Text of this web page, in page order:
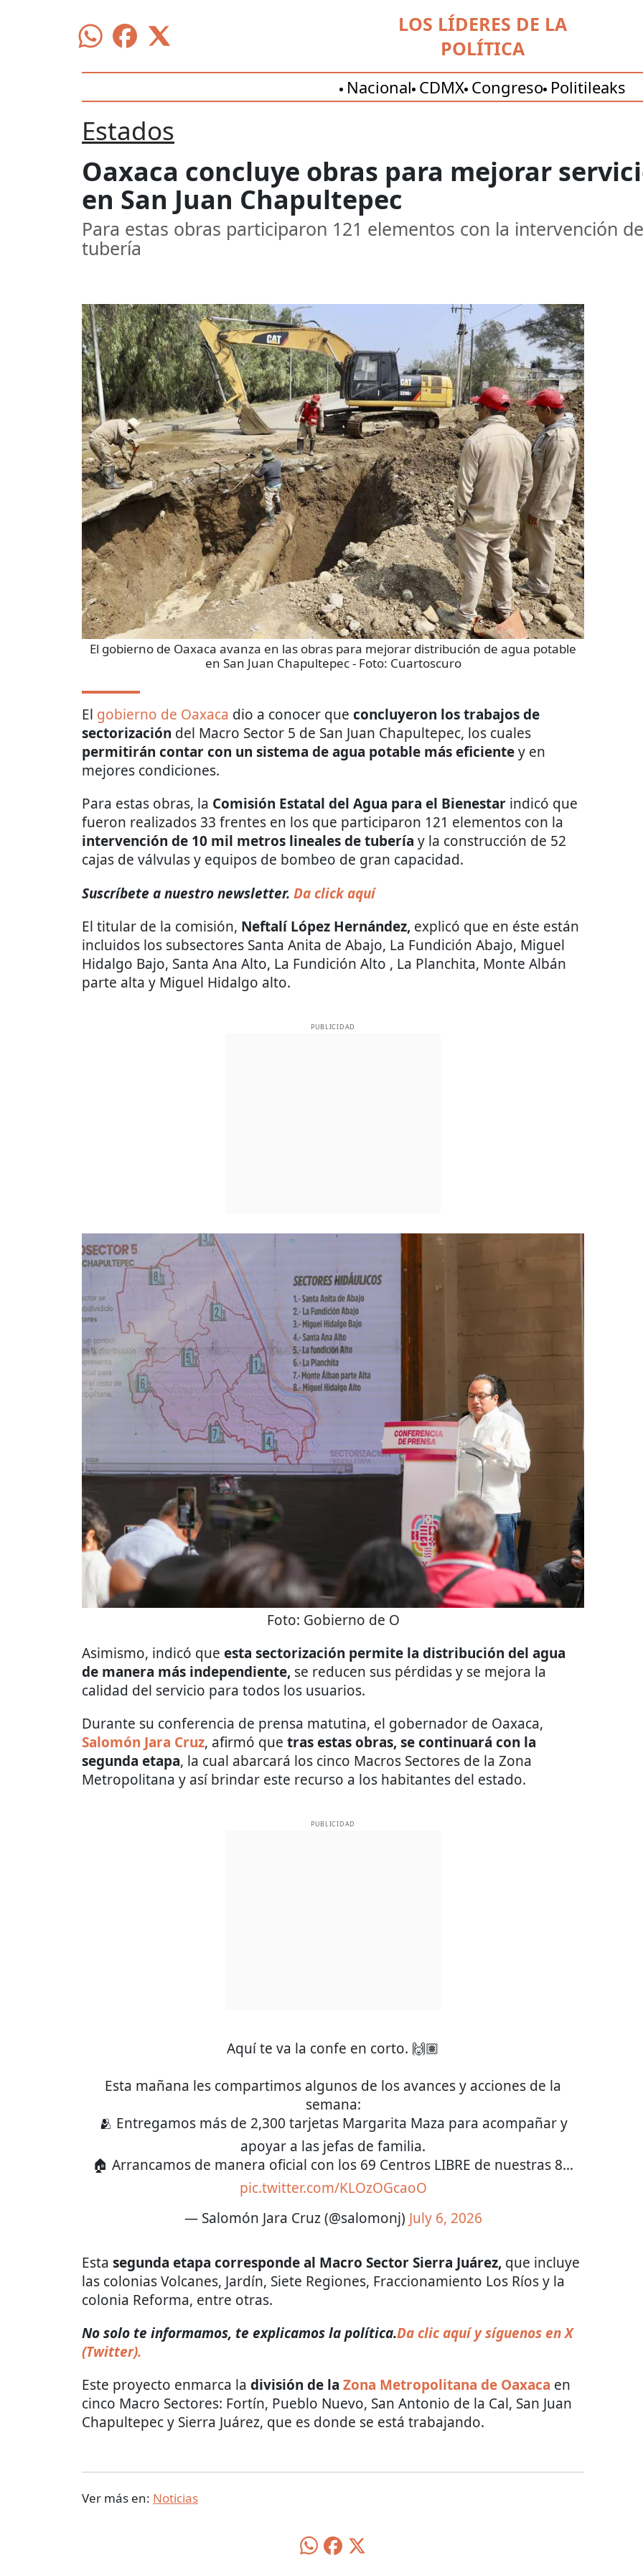
LOS LÍDERES DE LA
POLÍTICA
Nacional CDMX Congreso Politileaks
Estados
Oaxaca concluye obras para mejorar
en San Juan Chapultepec
Para estas obras participaron 121 elementos con la intervención
tubería
El gobierno de Oaxaca avanza en las obras para mejorar distribución de agua potable
en San Juan Chapultepec- Foto: Cuartoscuro
El gobierno de Oaxaca dio a conocer que concluyeron los trabajos de
sectorización del Macro Sector 5 de San Juan Chapultepec, los cuales
permitirán contar con un sistema de agua potable más eficientey en
mejores condiciones.
Para estas obras, la Comisión Estatal del Agua para el Bienestar indicó que
fueron realizados 33 frentes en los que participaron 121 elementos con la
intervención de 10 mil metros lineales de tubería y la construcción de 52
cajas de válvulas y equipos de bombeo de gran capacidad.
Suscríbete a nuestro newsletter. Da click aquí
El titular de la comisión, Neftalí López Hernández, explicó que en éste están
incluidos los subsectores Santa Anita de Abajo, La Fundición Abajo, Miguel
Hidalgo Bajo, Santa Ana Alto, La Fundición Alto , La Planchita, Monte Albán
parte alta y Miguel Hidalgo alto.
PUBLICIDAD
Foto: Gobierno de O
Asimismo, indicó que esta sectorización permite la distribución del agua
de manera más independiente, se reducen sus pérdidas y se mejora la
calidad del servicio para todos los usuarios.
Durante su conferencia de prensa matutina, el gobernador de Oaxaca,
Salomón Jara Cruz, afirmó que tras estas obras, se continuará con la
segunda etapa, la cual abarcará los cinco Macros Sectores de la Zona
Metropolitana y así brindar este recurso a los habitantes del estado.
PUBLICIDAD
Aquí te va la confe en corto. 🙌🏽
Esta mañana les compartimos algunos de los avances y acciones de la
semana:
🫂 Entregamos más de 2,300 tarjetas Margarita Maza para acompañar y
apoyar a las jefas de familia.
🏠 Arrancamos de manera oficial con los 69 Centros LIBRE de nuestras 8…
pic.twitter.com/KLOzOGcaoO
— Salomón Jara Cruz (@salomonj) July 6, 2026
Esta segunda etapa corresponde al Macro Sector Sierra Juárez, que incluye
las colonias Volcanes, Jardín, Siete Regiones, Fraccionamiento Los Ríos y la
colonia Reforma, entre otras.
No solo te informamos, te explicamos la política.Da clic aquí y síguenos en X
(Twitter).
Este proyecto enmarca la división de la Zona Metropolitana de Oaxaca en
cinco Macro Sectores: Fortín, Pueblo Nuevo, San Antonio de la Cal, San Juan
Chapultepec y Sierra Juárez, que es donde se está trabajando.
Ver más en: Noticias